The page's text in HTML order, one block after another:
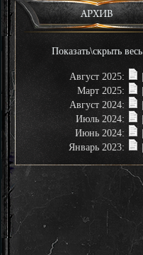
АРХИВ
Показать\скрыть весь
Август 2025:
Март 2025:
Август 2024:
Июль 2024:
Июнь 2024:
Январь 2023: